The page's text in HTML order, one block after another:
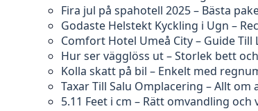
Fira jul på spahotell 2025 – Bästa
Godaste Helstekt Kyckling i Ugn –
Comfort Hotel Umeå City – Guide
Hur ser vägglöss ut – Storlek bett
Kolla skatt på bil – Enkelt med
Taxar Till Salu Omplacering – Allt om
5.11 Feet i cm – Rätt omvandling